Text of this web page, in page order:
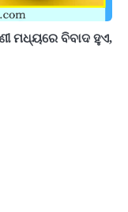
ମଧ୍ୟରେ ବିବାଦ ହୁଏ,